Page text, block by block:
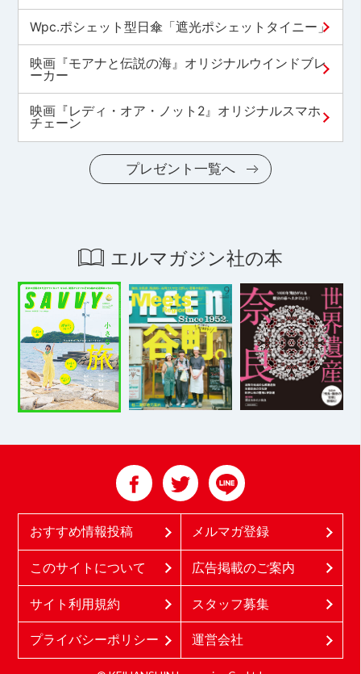
Wpc.ポシェット型日傘「遮光ポシェットタイニー」
映画『モアナと伝説の海』オリジナルウインドブレ
ーカー
映画『レディ・オア・ノット2』オリジナルスマホ
チェーン
プレゼント一覧へ
エルマガジン社の本
おすすめ情報投稿 メルマガ登録
このサイトについて 広告掲載のご案内
サイト利用規約 スタッフ募集
プライバシーポリシー 運営会社